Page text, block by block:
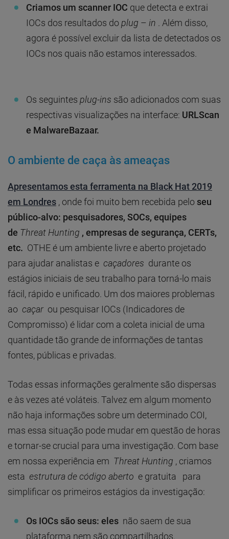
Criamos um scanner IOC que detecta e extrai
IOCs dos resultados doplug – in . Além disso,
agora é possível excluir da lista de detectados os
IOCs nos quais não estamos interessados.
Os seguintes plug-ins são adicionados com suas
respectivas visualizações na interface: URLScan
e MalwareBazaar.
O ambiente de caça às ameaças
Apresentamos esta ferramenta na Black Hat 2019
em Londres , onde foi muito bem recebida peloseu
público-alvo: pesquisadores, SOCs, equipes
de Threat Hunting , empresas de segurança, CERTs,
etc. OTHE é um ambiente livre e aberto projetado
para ajudar analistas e caçadores durante os
estágios iniciais de seu trabalho para torná-lo mais
fácil, rápido e unificado. Um dos maiores problemas
ao caçarou pesquisar IOCs (Indicadores de
Compromisso) é lidar com a coleta inicial de uma
quantidade tão grande de informações de tantas
fontes, públicas e privadas.
Todas essas informações geralmente são dispersas
e às vezes até voláteis. Talvez em algum momento
não haja informações sobre um determinado COI,
mas essa situação pode mudar em questão de horas
e tornar-se crucial para uma investigação. Com base
em nossa experiência em Threat Hunting , criamos
esta estrutura de código aberto e gratuita para
simplificar os primeiros estágios da investigação:
Os IOCs são seus: eles não saem de sua
plataforma nem são compartilhados.